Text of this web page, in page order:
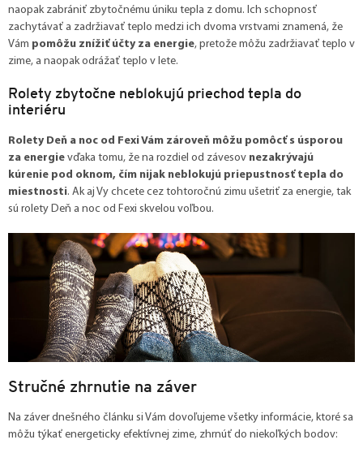
naopak zabrániť zbytočnému úniku tepla z domu. Ich schopnosť
zachytávať a zadržiavať teplo medzi ich dvoma vrstvami znamená, že
Vám pomôžu znížiť účty za energie, pretože môžu zadržiavať teplo v
zime, a naopakodrážať teplo v lete.
Rolety zbytočne neblokujú priechod tepla do
interiéru
Rolety Deň a noc od Fexi Vám zároveň môžu pomôcť s úsporou
za energie vďaka tomu, že na rozdiel od závesov nezakrývajú
kúrenie pod oknom, čím nijak neblokujú priepustnosť tepla do
miestnosti. Ak aj Vy chcete cez tohtoročnú zimu ušetriť za energie, tak
sú rolety Deň a noc od Fexi skvelou voľbou.
Stručné zhrnutie na záver
Na záver dnešného článku si Vám dovoľujeme všetky informácie, ktoré sa
môžu týkať energeticky efektívnej zime, zhrnúť do niekoľkých bodov: